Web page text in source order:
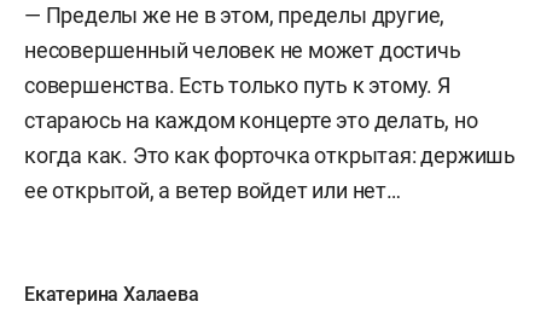
— Пределы же не в этом, пределы другие,
несовершенный человек не может достичь
совершенства. Есть только путь к этому. Я
стараюсь на каждом концерте это делать, но
когда как. Это как форточка открытая: держишь
ее открытой, а ветер войдет или нет…
Екатерина Халаева